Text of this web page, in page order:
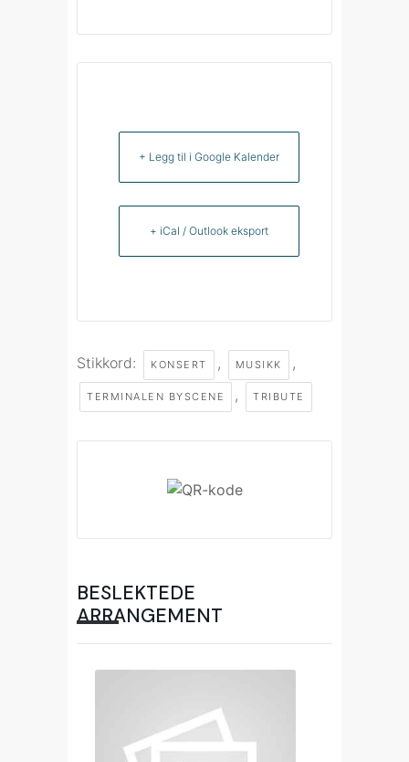
+ Legg til i Google Kalender
+ iCal / Outlook eksport
Stikkord: KONSERT , MUSIKK ,
TERMINALEN BYSCENE , TRIBUTE
BESLEKTEDE
ARRANGEMENT